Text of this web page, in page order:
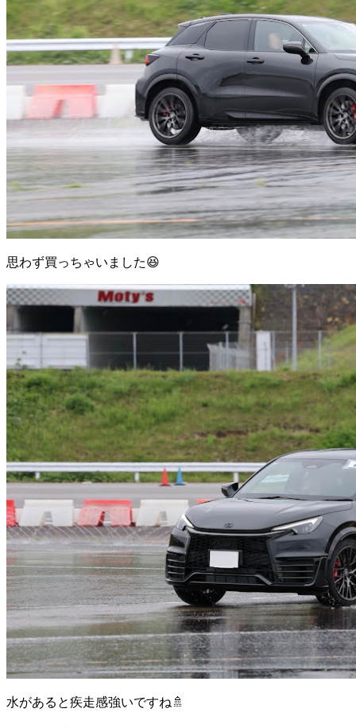
思わず買っちゃいました😆
水があると疾走感強いですね🚿